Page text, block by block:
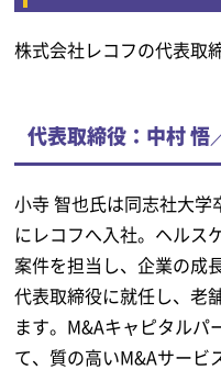
株式会社レコフの代表取
代表取締役：中村 悟
小寺 智也氏は同志社大
にレコフへ入社。ヘルス
案件を担当し、企業の成
代表取締役に就任し、老
ます。M&Aキャピタルパ
て、質の高いM&Aサービ